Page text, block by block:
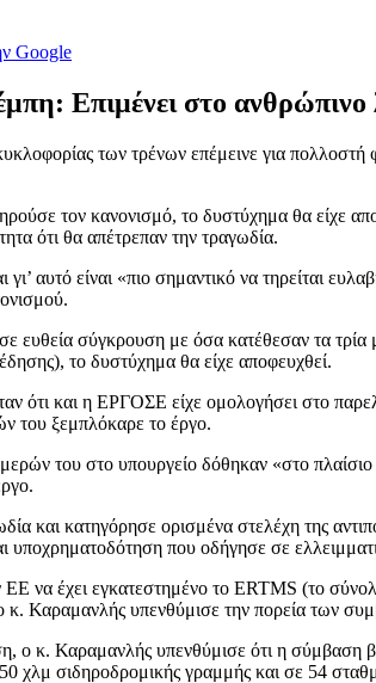
Google
Επιμένει στο ανθρώπινο
των τρένων επέμεινε για
τον κανονισμό, το δυστύχημα θα είχε
ότι θα απέτρεπαν την τραγωδία.
γι’ αυτό είναι «πιο σημαντικό να
σύγκρουση με όσα κατέθεσαν τα
το δυστύχημα θα είχε αποφευχθεί.
ότι και η ΕΡΓΟΣΕ είχε ομολογήσει στο
του ξεμπλόκαρε το έργο.
του στο υπουργείο δόθηκαν «στο
και κατηγόρησε ορισμένα στελέχη της
υποχρηματοδότηση που οδήγησε σε
ΕΕ να έχει εγκατεστημένο το ERTMS (το
Καραμανλής υπενθύμισε την πορεία των
ο κ. Καραμανλής υπενθύμισε ότι η σύμβαση
χλμ σιδηροδρομικής γραμμής και σε 54